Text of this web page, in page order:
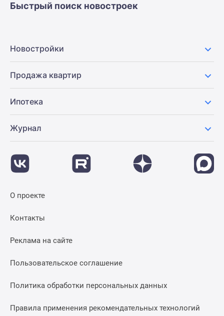
Быстрый поиск новостроек
Новостройки
Продажа квартир
Ипотека
Журнал
О проекте
Контакты
Реклама на сайте
Пользовательское соглашение
Политика обработки персональных данных
Правила применения рекомендательных технологий